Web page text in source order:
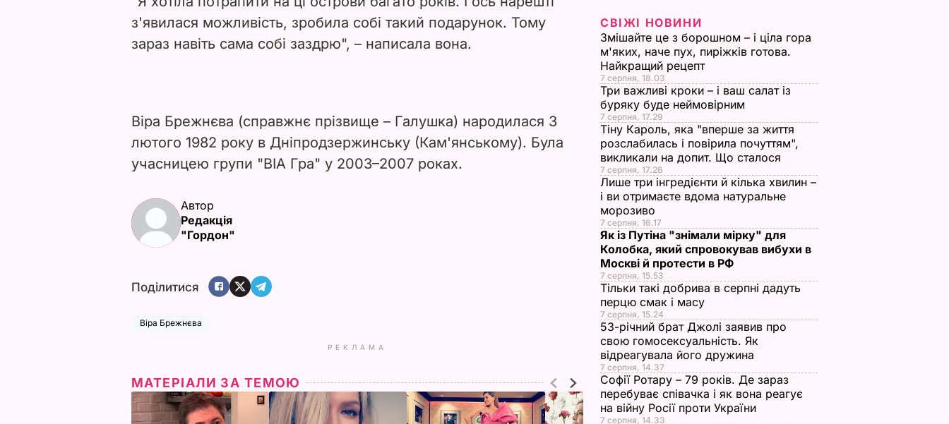
i
d
o
з'явилася можливість, зробила собі такий подарунок. Тому
зараз навіть сама собі заздрю", – написала вона.
Віра Брежнєва (справжнє прізвище – Галушка) народилася 3
лютого 1982 року в Дніпродзержинську (Кам'янському). Була
учасницею групи "ВІА Гра" у 2003–2007 роках.
Автор
Редакція
"Гордон"
Поділитися
Віра Брежнєва
РЕКЛАМА
МАТЕРІАЛИ ЗА ТЕМОЮ
СВІЖІ НОВИНИ
Змішайте це з борошном – і ціла гора
м'яких, наче пух, пиріжків готова.
Найкращий рецепт
7 серпня, 18.03
Три важливі кроки – і ваш салат із
буряку буде неймовірним
7 серпня, 17.29
Тіну Кароль, яка "вперше за життя
розслабилась і повірила почуттям",
викликали на допит. Що сталося
7 серпня, 17.26
Лише три інгредієнти й кілька хвилин –
і ви отримаєте вдома натуральне
морозиво
7 серпня, 16.17
Як із Путіна "знімали мірку" для
Колобка, який спровокував вибухи в
Москві й протести в РФ
7 серпня, 15.53
Тільки такі добрива в серпні дадуть
перцю смак і масу
7 серпня, 15.24
53-річний брат Джолі заявив про
свою гомосексуальність. Як
відреагувала його дружина
7 серпня, 14.37
Софії Ротару – 79 років. Де зараз
перебуває співачка і як вона реагує
на війну Росії проти України
7 серпня, 14.33